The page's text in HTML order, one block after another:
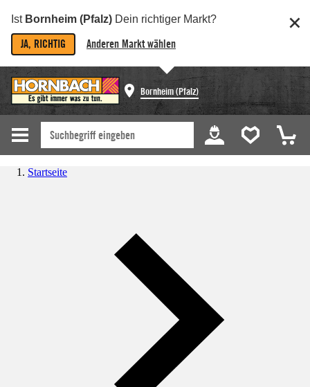
Ist Bornheim (Pfalz) Dein richtiger Markt?
JA, RICHTIG Anderen Markt wählen
Bornheim (Pfalz)
Startseite